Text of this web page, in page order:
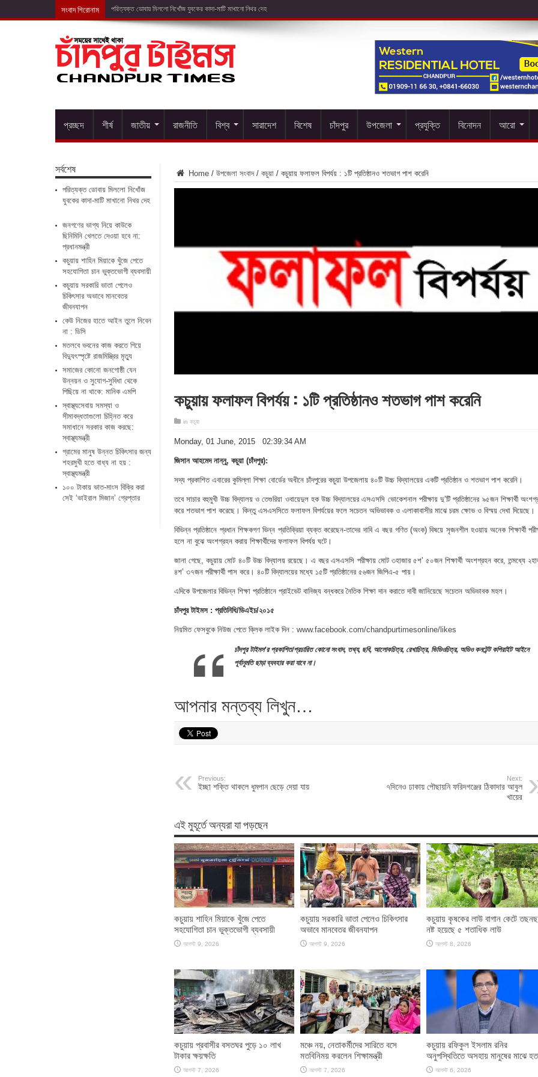
সংবাদ শিরোনাম জনগণের
প্রচ্ছদ শীর্ষ জাতীয় রাজনীতি বিশ্ব সারাদেশ বিশেষ চাঁদপুর উপজেলা প্রযুক্তি বিনোদন আরো
Home / উপজেলা সংবাদ / কচুয়া / কচুয়ায় ফলাফল বিপর্যয় : ১টি প্রতিষ্ঠানও শতভাগ পাশ করেনি
কচুয়ায় ফলাফল বিপর্যয় : ১টি প্রতিষ্ঠানও শতভাগ পাশ করেনি
in কচুয়া
‎Monday, ‎01 ‎June, ‎2015 02:39:34 AM
জিসান আহমেদ নান্নু, কচুয়া (চাঁদপুর):
সদ্য প্রকাশিত এবারের কুমিল্লা শিক্ষা বোর্ডের অধীনে চাঁদপুরের কচুয়া উপজেলায় ৪০টি উচ্চ বিদ্যালয়ের একটি প্রতিষ্ঠান ও শতভাগ পাশ করেনি।
তবে সাচার বহুমুখী উচ্চ বিদ্যালয় ও তেগুরিয়া ওবায়েদুল হক উচ্চ বিদ্যালয়ের এসএসসি ভোকেশনাল পরীক্ষায় দু’টি প্রতিষ্ঠানের ৯৫জন শিক্ষার্থী
করে শতভাগ পাশ করেছে। কিন্তু এসএসসিতে ফলাফল বিপর্যয়ের ফলে সচেতন অভিভাবক ও এলাকাবাসীর মাঝে চরম ক্ষোভ ও বিস্ময় দেখা দিয়েছে।
বিভিন্ন প্রতিষ্ঠানে প্রধান শিক্ষকগণ ভিন্ন প্রতিক্রিয়া ব্যক্ত করেছেন-তাদের দাবি এ বছর গণিত (অংক) বিষয়ে সৃজনশীল হওয়ায় অনেক শিক্ষার্থী
হলে না বুঝে অংশগ্রহন করায় শিক্ষার্থীদের ফলাফল বিপর্যয় ঘটে।
জানা গেছে, কচুয়ায় মোট ৪০টি উচ্চ বিদ্যালয় রয়েছে। এ বছর এসএসসি পরীক্ষায় মোট ৩হাজার ৫শ’ ৫০জন শিক্ষার্থী অংশগ্রহন করে, তন্মধ্যে
৪শ’ ৩৭জন পরীক্ষার্থী পাস করে। ৪০টি বিদ্যালয়ের মধ্যে ১৫টি প্রতিষ্ঠানের ৫৬জন জিপিএ-৫ পায়।
এদিকে উপজেলার বিভিন্ন শিক্ষা প্রতিষ্ঠানে প্রাইভেট বানিজ্য বন্ধকরে নৈতিক শিক্ষা দান করাতে দাবী জানিয়েছে সচেতন অভিভাবক মহল।
চাঁদপুর টাইমস : প্রতিনিধি/‍ডিএইচ/২০১৫
নিয়মিত ফেসবুকে নিউজ পেতে ক্লিক লাইক দিন : www.facebook.com/chandpurtimesonline/likes
চাঁদপুর টাইমস’র প্রকাশিত/প্রচারিত কোনো সংবাদ, তথ্য, ছবি, আলোকচিত্র, রেখাচিত্র, ভিডিওচিত্র, অডিও কনটেন্ট কপিরাইট আইনে
পূর্বানুমতি ছাড়া ব্যবহার করা যাবে না।
আপনার মন্তব্য লিখুন…
Previous:
ইচ্ছা শক্তি থাকলে ধুমপান ছেড়ে দেয়া যায়
Next:
৭দিনেও ঢাকায় পৌছায়নি ফরিদগঞ্জের ঠিকাদার আবুল
খায়ের
এই মুহূর্তে অন্যরা যা পড়ছেন
কচুয়ায় শাহিন মিয়াকে খুঁজে পেতে
সহযোগিতা চান ভুক্তভোগী ব্যবসায়ী
আগস্ট 9, 2026
কচুয়ায় সরকারি ভাতা পেলেও চিকিৎসার
অভাবে মানবেতর জীবনযাপন
আগস্ট 9, 2026
কচুয়ায় কৃষকের লাউ বাগান কেটে
নষ্ট হয়েছে ৫ শতাধিক লাউ
আগস্ট 8, 2026
কচুয়ায় প্রবাসীর বসতঘর পুড়ে ১০ লাখ
টাকার ক্ষয়ক্ষতি
আগস্ট 7, 2026
মঞ্চে নয়, নেতাকর্মীদের সারিতে বসে
মতবিনিময় করলেন শিক্ষামন্ত্রী
আগস্ট 7, 2026
কচুয়ায় রফিকুল ইসলাম রনির
অনুপস্থিতিতে অসহায় মানুষের মাঝে
আগস্ট 6, 2026
সর্বশেষ
পরিত্যক্ত ডোবায় মিললো নিখোঁজ
যুবকের কাদা-মাটি মাখানো নিথর দেহ
জনগণের ভাগ্য নিয়ে কাউকে
ছিনিমিনি খেলতে দেওয়া হবে না:
প্রধানমন্ত্রী
কচুয়ায় শাহিন মিয়াকে খুঁজে পেতে
সহযোগিতা চান ভুক্তভোগী ব্যবসায়ী
কচুয়ায় সরকারি ভাতা পেলেও
চিকিৎসার অভাবে মানবেতর
জীবনযাপন
কেউ নিজের হাতে আইন তুলে নিবেন
না : ডিসি
মতলবে ভবনের কাজ করতে গিয়ে
বিদ্যুৎস্পৃষ্টে রাজমিস্ত্রির মৃত্যু
সমাজের কোনো জনগোষ্ঠী যেন
উন্নয়ন ও সুযোগ-সুবিধা থেকে
পিছিয়ে না থাকে: মানিক এমপি
স্বাস্থ্যসেবায় সমস্যা ও
সীমাবদ্ধতাগুলো চিহ্নিত করে
সমাধানে সরকার কাজ করছে:
স্বাস্থ্যমন্ত্রী
গ্রামের মানুষ উন্নত চিকিৎসার জন্য
শহরমুখী হতে বাধ্য না হয় :
স্বাস্থ্যমন্ত্রী
১০০ টাকায় ভাত-মাংস বিক্রি করা
সেই ‘ভাইরাল মিজান’ গ্রেপ্তার